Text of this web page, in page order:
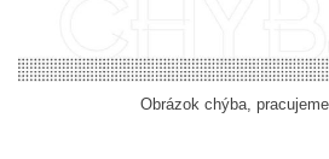
Obrázok chýba,